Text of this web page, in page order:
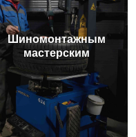
Шиномонтажным
мастерским